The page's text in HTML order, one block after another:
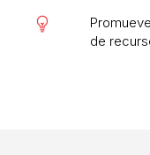
de